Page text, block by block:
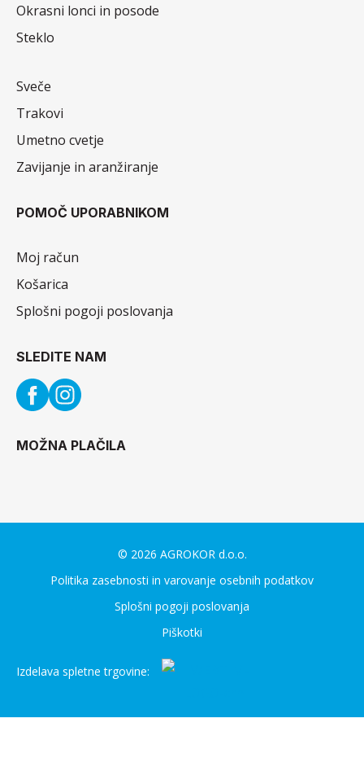
Okrasni lonci in posode
Steklo
Sveče
Trakovi
Umetno cvetje
Zavijanje in aranžiranje
POMOČ UPORABNIKOM
Moj račun
Košarica
Splošni pogoji poslovanja
SLEDITE NAM
MOŽNA PLAČILA
© 2026 AGROKOR d.o.o.
Politika zasebnosti in varovanje osebnih podatkov
Splošni pogoji poslovanja
Piškotki
Izdelava spletne trgovine: